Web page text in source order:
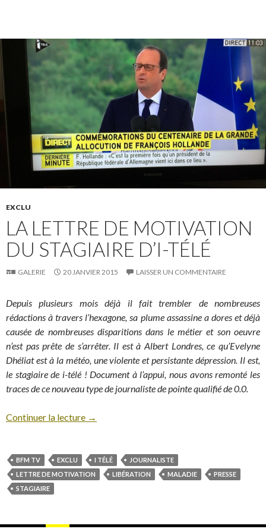
EXCLU
LA LETTRE DE MOTIVATION
DU STAGIAIRE D’I-TÉLÉ
GALERIE 20 JANVIER 2015 LAISSER UN COMMENTAIRE
Depuis plusieurs mois déjà il fait trembler de nombreuses
rédactions à travers l’hexagone, sa plume assassine a dores et déjà
causée de nombreuses disparitions dans le métier et son oeuvre
n’est pas prête de s’arrêter. Il est à Albert Londres, ce qu’Evelyne
Dhéliat est à la météo, une violente et persistante dépression. Il est,
le stagiaire de i-télé ! Document à l’appui, nous avons remonté les
traces de ce nouveau type de journaliste de pointe qualifié de 0.0.
Continuer la lecture →
BFM TV EXCLU I TÉLÉ
JOURNALISTE
LETTRE DE MOTIVATION
LIBÉRATION MALADIE
PRESSE
STAGIAIRE